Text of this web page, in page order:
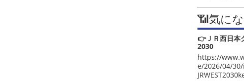
📶気に
👉ＪＲ西日本
2030
https://
e/2026/04/30/